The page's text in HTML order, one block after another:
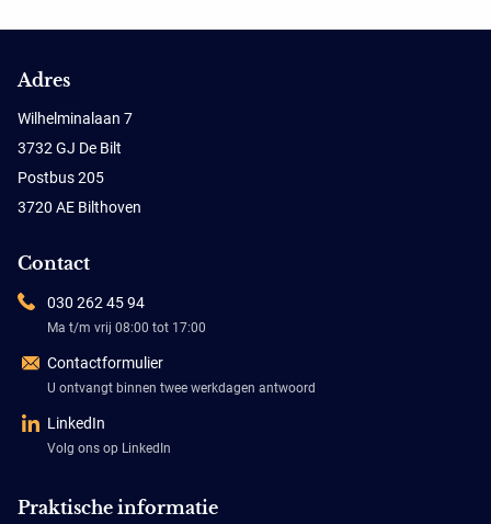
Adres
Wilhelminalaan 7
3732 GJ De Bilt
Postbus 205
3720 AE Bilthoven
Contact
030 262 45 94
Ma t/m vrij 08:00 tot 17:00
Contactformulier
U ontvangt binnen twee werkdagen antwoord
LinkedIn
Volg ons op LinkedIn
Praktische informatie